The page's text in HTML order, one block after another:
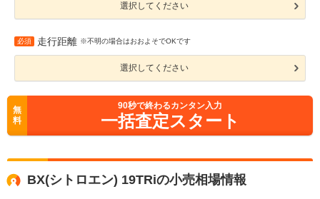
選択してください
必須 走行距離 ※不明の場合はおおよそでOKです
選択してください
無
料
90秒で終わるカンタン入力
一括査定スタート
BX(シトロエン) 19TRiの小売相場情報